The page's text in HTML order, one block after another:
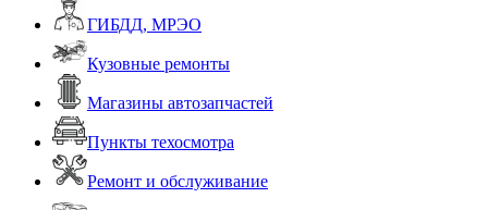
ГИБДД, МРЭО
Кузовные ремонты
Магазины автозапчастей
Пункты техосмотра
Ремонт и обслуживание